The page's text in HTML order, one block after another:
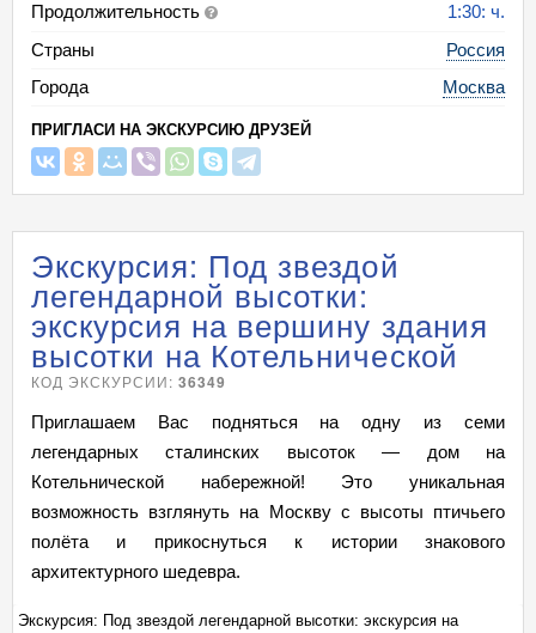
Продолжительность
1:30: ч.
Страны
Россия
Города
Москва
ПРИГЛАСИ НА ЭКСКУРСИЮ ДРУЗЕЙ
Экскурсия: Под звездой
легендарной высотки:
экскурсия на вершину здания
высотки на Котельнической
КОД ЭКСКУРСИИ:36349
Приглашаем Вас подняться на одну из семи
легендарных сталинских высоток — дом на
Котельнической набережной! Это уникальная
возможность взглянуть на Москву с высоты птичьего
полёта и прикоснуться к истории знакового
архитектурного шедевра.
Экскурсия: Под звездой легендарной высотки: экскурсия на